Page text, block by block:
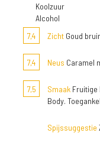
Koolzuur
Alcohol
7,4
Zicht Goud
7,4 Neus Caramel
7,5 Smaak Fruitige
Body.
Spijssuggestie